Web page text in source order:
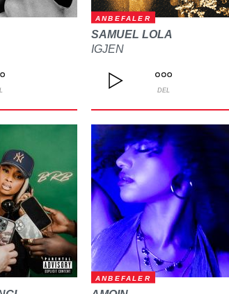
ANBEFALER
SAMUEL LOLA
IGJEN
DEL
ANBEFALER